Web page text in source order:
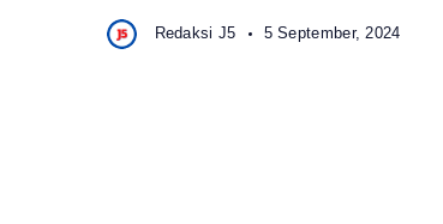
Redaksi J5 5 September, 2024